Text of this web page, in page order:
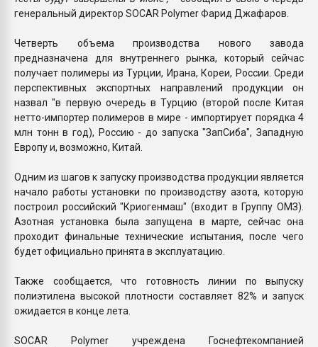
генеральный директор SOCAR Polymer Фарид Джафаров.
Четверть объема производства нового завода
предназначена для внутреннего рынка, который сейчас
получает полимеры из Турции, Ирана, Кореи, России. Среди
перспективных экспортных направлений продукции он
назвал "в первую очередь в Турцию (второй после Китая
нетто-импортер полимеров в мире - импортирует порядка 4
млн тонн в год), Россию - до запуска "ЗапСиба", Западную
Европу и, возможно, Китай.
Одним из шагов к запуску производства продукции является
начало работы установки по производству азота, которую
построил российский "Криогенмаш" (входит в Группу ОМЗ).
Азотная установка была запущена в марте, сейчас она
проходит финальные технические испытания, после чего
будет официально принята в эксплуатацию.
Также сообщается, что готовность линии по выпуску
полиэтилена высокой плотности составляет 82% и запуск
ожидается в конце лета.
SOCAR Polymer учреждена Госнефтекомпанией